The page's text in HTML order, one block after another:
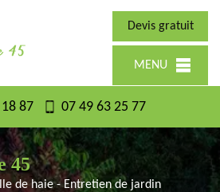
Devis gratuit
MENU
87 07 49 63 25 77
45
de haie - Entretien de jardin